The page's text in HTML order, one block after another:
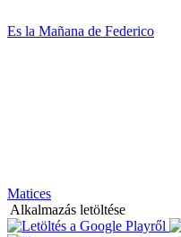
Es la Mañana de Federico
Matices
Alkalmazás letöltése